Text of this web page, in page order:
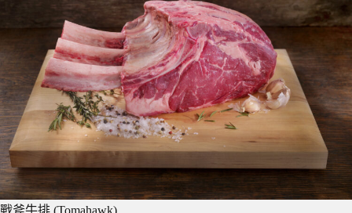
戰斧牛排 (Tomahawk)